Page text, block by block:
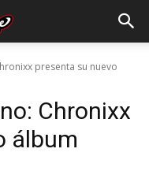
presenta su nuevo
Chronixx
álbum